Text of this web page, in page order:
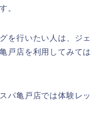
。
を行いたい人は、ジェ
戸店を利用してみては
パ亀戸店では体験レッ